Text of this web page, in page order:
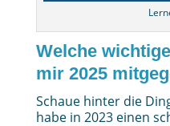
Welche
mir 2025
Schaue hinter die
habe in 2023 einen